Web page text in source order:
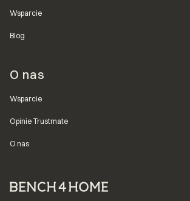
Wsparcie
Blog
O nas
Wsparcie
Opinie Trustmate
O nas